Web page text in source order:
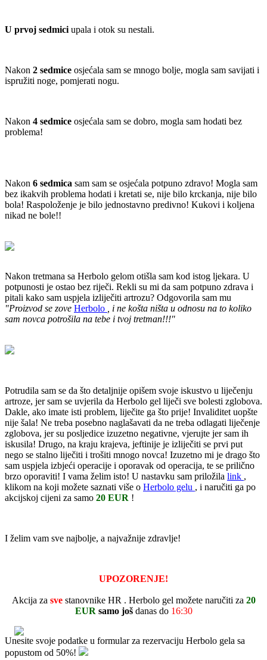
U prvoj sedmiciupala i otok su nestali.
Nakon 2 sedmice osjećala sam se mnogo bolje, mogla sam savijati i
ispružiti noge, pomjerati nogu.
Nakon 4 sedmice osjećala sam se dobro, mogla sam hodati bez
problema!
Nakon 6 sedmica sam sam se osjećala potpuno zdravo! Mogla sam
bez ikakvih problema hodati i kretati se, nije bilo krckanja, nije bilo
bola! Raspoloženje je bilo jednostavno predivno! Kukovi i koljena
nikad ne bole!!
Nakon tretmana sa Herbolo gelom otišla sam kod istog ljekara. U
potpunosti je ostao bez riječi. Rekli su mi da sam potpuno zdrava i
pitali kako sam uspjela izliječiti artrozu? Odgovorila sam mu
"Proizvod se zove Herbolo , i ne košta ništa u odnosu na to koliko
sam novca potrošila na tebe i tvoj tretman!!!"
Potrudila sam se da što detaljnije opišem svoje iskustvo u liječenju
artroze, jer sam se uvjerila da Herbolo gel liječi sve bolesti zglobova.
Dakle, ako imate isti problem, liječite ga što prije! Invaliditet uopšte
nije šala! Ne treba posebno naglašavati da ne treba odlagati liječenje
zglobova, jer su posljedice izuzetno negativne, vjerujte jer sam ih
iskusila! Drugo, na kraju krajeva, jeftinije je izliječiti se prvi put
nego se stalno liječiti i trošiti mnogo novca! Izuzetno mi je drago što
sam uspjela izbjeći operacije i oporavak od operacija, te se prilično
brzo oporaviti! I vama želim isto! U nastavku sam priložila link ,
klikom na koji možete saznati više o Herbolo gelu , i naručiti ga po
akcijskoj cijeni za samo 20 EUR !
I želim vam sve najbolje, a najvažnije zdravlje!
UPOZORENJE!
Akcija za sve stanovnike HR . Herbolo gel možete naručiti za 20
EUR samo još danas do 16:30
Unesite svoje podatke u formular za rezervaciju Herbolo gela sa
popustom od 50%!